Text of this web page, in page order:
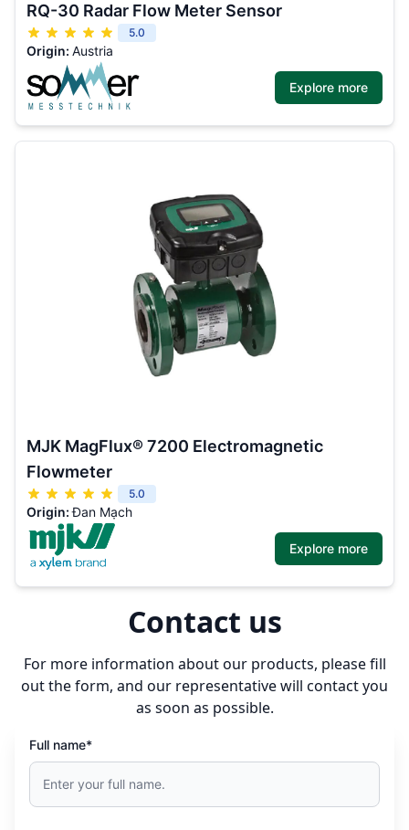
RQ-30 Radar Flow Meter Sensor
5.0
Origin: Austria
Explore more
MJK MagFlux® 7200 Electromagnetic
Flowmeter
5.0
Origin:Đan Mạch
Explore more
Contact us
For more information about our products, please fill
out the form, and our representative will contact you
as soon as possible.
Full name*